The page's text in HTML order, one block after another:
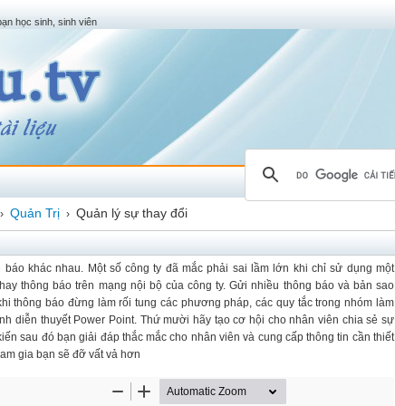
học sinh, sinh viên
› Quản Trị › Quản lý sự thay đổi
khác nhau. Một số công ty đã mắc phải sai lầm lớn khi chỉ sử dụng một
thông báo trên mạng nội bộ của công ty. Gửi nhiều thông báo và bản sao
thông báo đừng làm rối tung các phương pháp, các quy tắc trong nhóm làm
diễn thuyết Power Point. Thứ mười hãy tạo cơ hội cho nhân viên chia sẻ sự
sau đó bạn giải đáp thắc mắc cho nhân viên và cung cấp thông tin cần thiết
gia bạn sẽ đỡ vất vả hơn